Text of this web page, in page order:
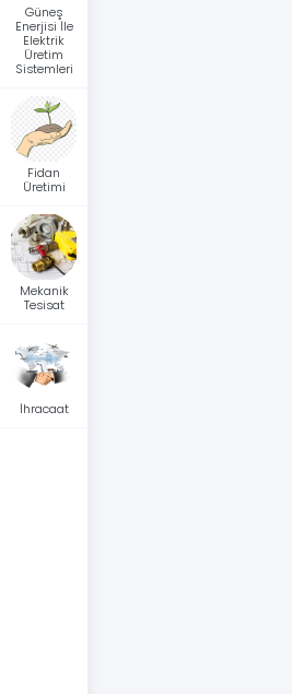
Güneş
Enerjisi İle
Elektrik
Üretim
Sistemleri
Fidan
Üretimi
Mekanik
Tesisat
İhracaat